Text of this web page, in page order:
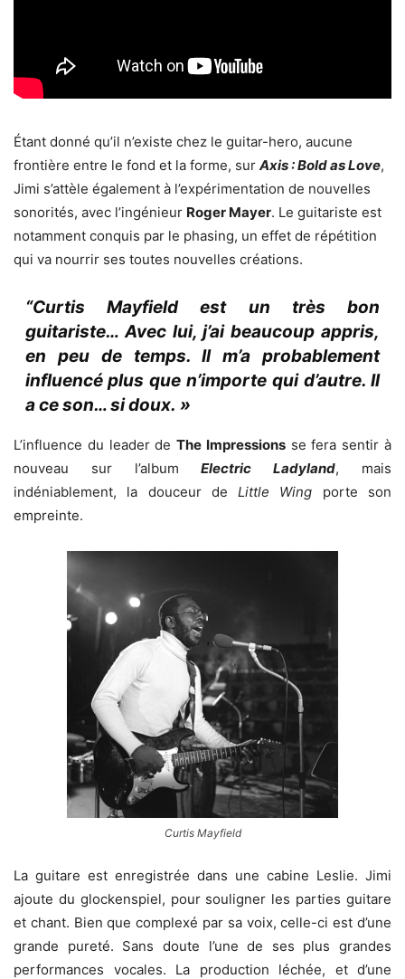
Étant donné qu’il n’existe chez le guitar-hero, aucune
frontière entre le fond et la forme, sur Axis : Bold as Love,
Jimi s’attèle également à l’expérimentation de nouvelles
sonorités, avec l’ingénieur Roger Mayer. Le guitariste est
notamment conquis par le phasing, un effet de répétition
qui va nourrir ses toutes nouvelles créations.
“Curtis Mayfield est un très bon
guitariste… Avec lui, j’ai beaucoup appris,
en peu de temps. Il m’a probablement
influencé plus que n’importe qui d’autre. Il
a ce son… si doux. »
L’influence du leader deThe Impressionsse fera sentir à
nouveau sur l’albumElectric Ladyland, mais
indéniablement, la douceur deLittle Wing porte son
empreinte.
Curtis Mayfield
La guitare est enregistrée dans une cabine Leslie. Jimi
ajoute du glockenspiel, pour souligner les parties guitare
et chant. Bien que complexé par sa voix, celle-ci est d’une
grande pureté. Sans doute l’une de ses plus grandes
performances vocales. La production léchée, et d’une